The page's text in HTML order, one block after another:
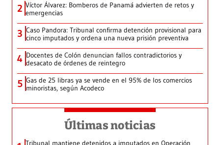
2 Víctor Álvarez: Bomberos de Panamá advierten de retos y
emergencias
3 Caso Pandora: Tribunal confirma detención provisional para
cinco imputados y ordena una nueva prisión preventiva
4 Docentes de Colón denuncian fallos contradictorios y
desacato de órdenes de reintegro
5 Gas de 25 libras ya se vende en el 95% de los comercios
minoristas, según Acodeco
Últimas noticias